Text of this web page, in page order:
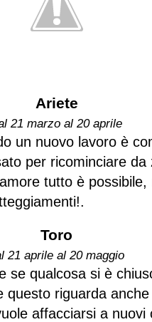
Ariete
21 marzo al 20 aprile
un nuovo lavoro è
per ricominciare da
tutto è possibile,
Toro
21 aprile al 20 maggio
se qualcosa si è
questo riguarda
affacciarsi a nuovi